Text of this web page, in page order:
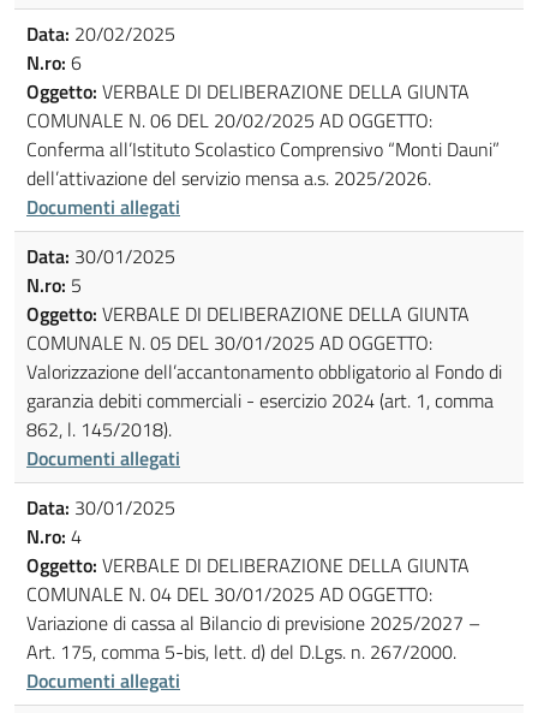
Data: 20/02/2025
N.ro: 6
Oggetto: VERBALE DI DELIBERAZIONE DELLA GIUNTA
COMUNALE N. 06 DEL 20/02/2025 AD OGGETTO:
Conferma all’Istituto Scolastico Comprensivo “Monti Dauni”
dell’attivazione del servizio mensa a.s. 2025/2026.
Documenti allegati
Data: 30/01/2025
N.ro: 5
Oggetto: VERBALE DI DELIBERAZIONE DELLA GIUNTA
COMUNALE N. 05 DEL 30/01/2025 AD OGGETTO:
Valorizzazione dell’accantonamento obbligatorio al Fondo di
garanzia debiti commerciali - esercizio 2024 (art. 1, comma
862, l. 145/2018).
Documenti allegati
Data: 30/01/2025
N.ro: 4
Oggetto: VERBALE DI DELIBERAZIONE DELLA GIUNTA
COMUNALE N. 04 DEL 30/01/2025 AD OGGETTO:
Variazione di cassa al Bilancio di previsione 2025/2027 –
Art. 175, comma 5-bis, lett. d) del D.Lgs. n. 267/2000.
Documenti allegati